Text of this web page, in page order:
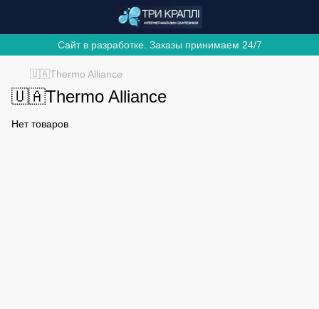
Сайт в разработке. Заказы принимаем 24/7
🇺🇦Thermo Alliance
🇺🇦Thermo Alliance
Нет товаров